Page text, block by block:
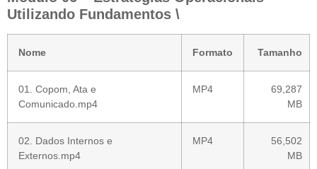
Utilizando Fundamentos \
Nome Formato Tamanho
01. Copom, Ata e
Comunicado.mp4
MP4
69,287
MB
02. Dados Internos e
Externos.mp4
MP4
56,502
MB